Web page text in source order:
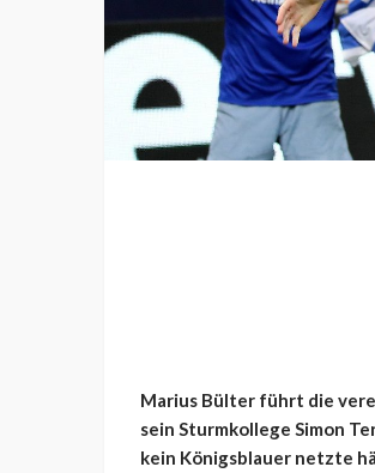
Marius Bülter führt die
sein Sturmkollege Simon
kein Königsblauer netzte